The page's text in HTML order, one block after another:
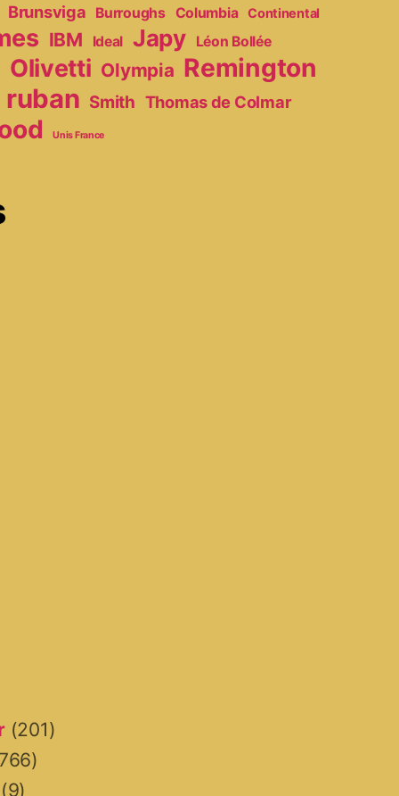
Brunsviga Burroughs Columbia Continental
IBM Ideal Japy Léon Bollée
Olivetti Olympia Remington
ruban Smith Thomas de Colmar
Unis France
(201)